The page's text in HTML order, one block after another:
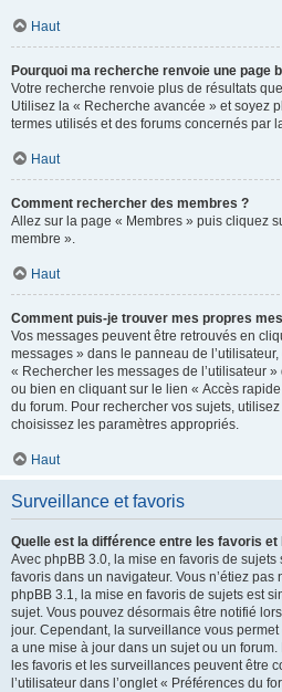
Haut
Pourquoi ma recherche renvoie une page
Votre recherche renvoie plus de résultats
Utilisez la « Recherche avancée » et soyez
termes utilisés et des forums concernés par
Haut
Comment rechercher des membres ?
Allez sur la page « Membres » puis cliquez
membre ».
Haut
Comment puis-je trouver mes propres
Vos messages peuvent être retrouvés en
messages » dans le panneau de
« Rechercher les messages de l’utilisateur
ou bien en cliquant sur le lien « Accès
du forum. Pour rechercher vos sujets,
choisissez les paramètres appropriés.
Haut
Surveillance et favoris
Quelle est la différence entre les favoris
Avec phpBB 3.0, la mise en favoris de sujets
favoris dans un navigateur. Vous n’étiez
phpBB 3.1, la mise en favoris de sujets est
sujet. Vous pouvez désormais être notifié
jour. Cependant, la surveillance vous permet
a une mise à jour dans un sujet ou un
les favoris et les surveillances peuvent être
l’utilisateur dans l’onglet « Préférences du